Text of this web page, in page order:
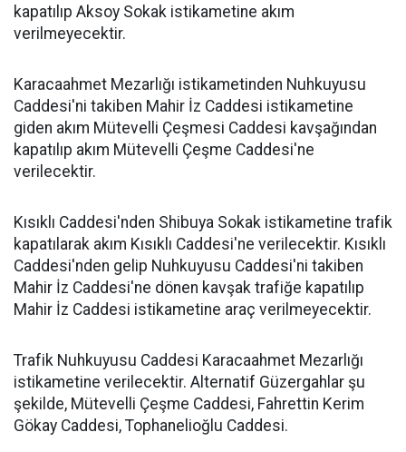
kapatılıp Aksoy Sokak istikametine akım
verilmeyecektir.
Karacaahmet Mezarlığı istikametinden Nuhkuyusu
Caddesi'ni takiben Mahir İz Caddesi istikametine
giden akım Mütevelli Çeşmesi Caddesi kavşağından
kapatılıp akım Mütevelli Çeşme Caddesi'ne
verilecektir.
Kısıklı Caddesi'nden Shibuya Sokak istikametine trafik
kapatılarak akım Kısıklı Caddesi'ne verilecektir. Kısıklı
Caddesi'nden gelip Nuhkuyusu Caddesi'ni takiben
Mahir İz Caddesi'ne dönen kavşak trafiğe kapatılıp
Mahir İz Caddesi istikametine araç verilmeyecektir.
Trafik Nuhkuyusu Caddesi Karacaahmet Mezarlığı
istikametine verilecektir. Alternatif Güzergahlar şu
şekilde, Mütevelli Çeşme Caddesi, Fahrettin Kerim
Gökay Caddesi, Tophanelioğlu Caddesi.